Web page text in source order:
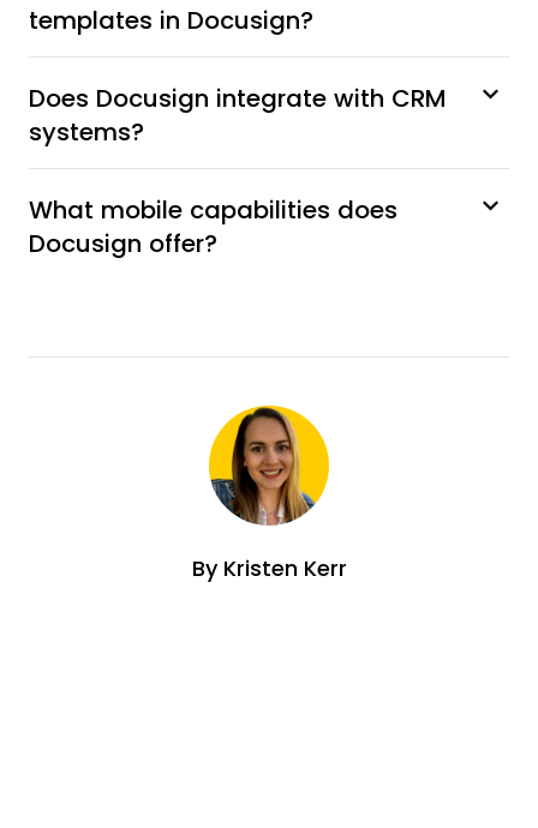
templates in Docusign?
Does Docusign integrate with CRM
systems?
What mobile capabilities does
Docusign offer?
ByKristen Kerr